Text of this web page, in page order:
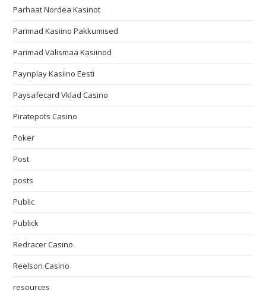
Parhaat Nordea Kasinot
Parimad Kasiino Pakkumised
Parimad Välismaa Kasiinod
Paynplay Kasiino Eesti
Paysafecard Vklad Casino
Piratepots Casino
Poker
Post
posts
Public
Publick
Redracer Casino
Reelson Casino
resources